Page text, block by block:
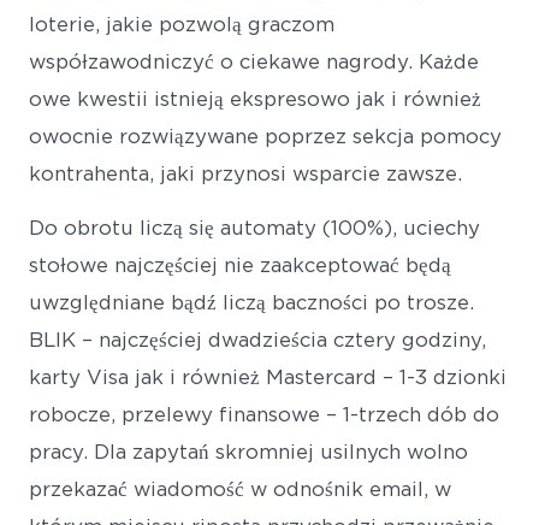
loterie, jakie pozwolą graczom
współzawodniczyć o ciekawe nagrody. Każde
owe kwestii istnieją ekspresowo jak i również
owocnie rozwiązywane poprzez sekcja pomocy
kontrahenta, jaki przynosi wsparcie zawsze.
Do obrotu liczą się automaty (100%), uciechy
stołowe najczęściej nie zaakceptować będą
uwzględniane bądź liczą baczności po trosze.
BLIK – najczęściej dwadzieścia cztery godziny,
karty Visa jak i również Mastercard – 1-3 dzionki
robocze, przelewy finansowe – 1-trzech dób do
pracy. Dla zapytań skromniej usilnych wolno
przekazać wiadomość w odnośnik email, w